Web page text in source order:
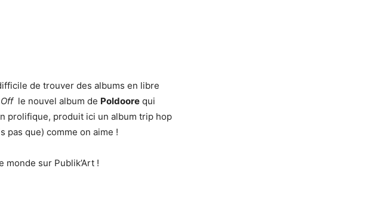
de trouver des albums en libre
le nouvel album de Poldoore qui
prolifique, produit ici un album trip hop
pas que) comme on aime !
sur Publik’Art !